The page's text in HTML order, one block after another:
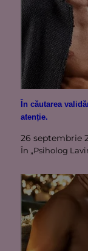
În căutarea
atenție.
26 septembrie
În „Psiholog